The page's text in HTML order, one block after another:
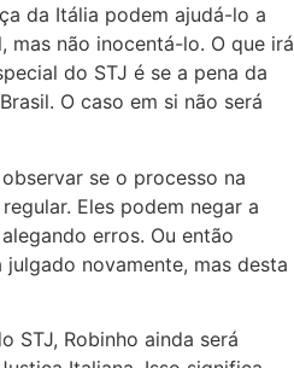
da Itália podem ajudá-lo a
mas não inocentá-lo. O que irá
do STJ é se a pena da
O caso em si não será
se o processo na
Eles podem negar a
erros. Ou então
novamente, mas desta
STJ, Robinho ainda será